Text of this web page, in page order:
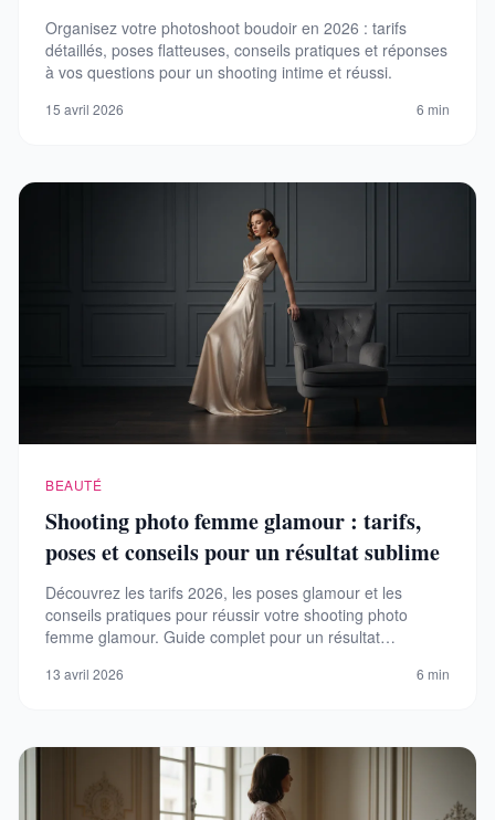
Organisez votre photoshoot boudoir en 2026 : tarifs
détaillés, poses flatteuses, conseils pratiques et réponses
à vos questions pour un shooting intime et réussi.
15 avril 2026 6 min
BEAUTÉ
Shooting photo femme glamour : tarifs,
poses et conseils pour un résultat sublime
Découvrez les tarifs 2026, les poses glamour et les
conseils pratiques pour réussir votre shooting photo
femme glamour. Guide complet pour un résultat
13 avril 2026 6 min